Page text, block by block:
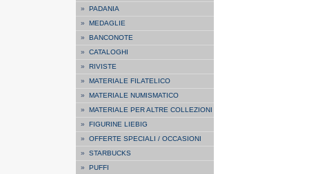
» PADANIA
» MEDAGLIE
» BANCONOTE
» CATALOGHI
» RIVISTE
» MATERIALE FILATELICO
» MATERIALE NUMISMATICO
» MATERIALE PER ALTRE COLLEZIONI
» FIGURINE LIEBIG
» OFFERTE SPECIALI / OCCASIONI
» STARBUCKS
» PUFFI